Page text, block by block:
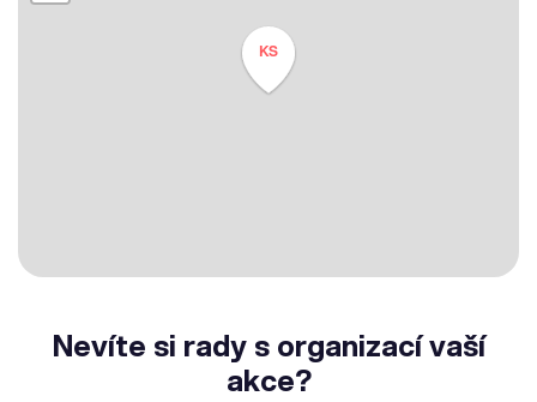
KS
Nevíte si rady s organizací vaší
akce?